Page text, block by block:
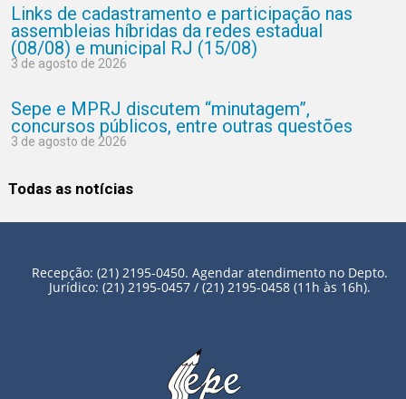
Links de cadastramento e participação nas
assembleias híbridas da redes estadual
(08/08) e municipal RJ (15/08)
3 de agosto de 2026
Sepe e MPRJ discutem “minutagem”,
concursos públicos, entre outras questões
3 de agosto de 2026
Todas as notícias
Recepção: (21) 2195-0450. Agendar atendimento no Depto.
Jurídico: (21) 2195-0457 / (21) 2195-0458 (11h às 16h).